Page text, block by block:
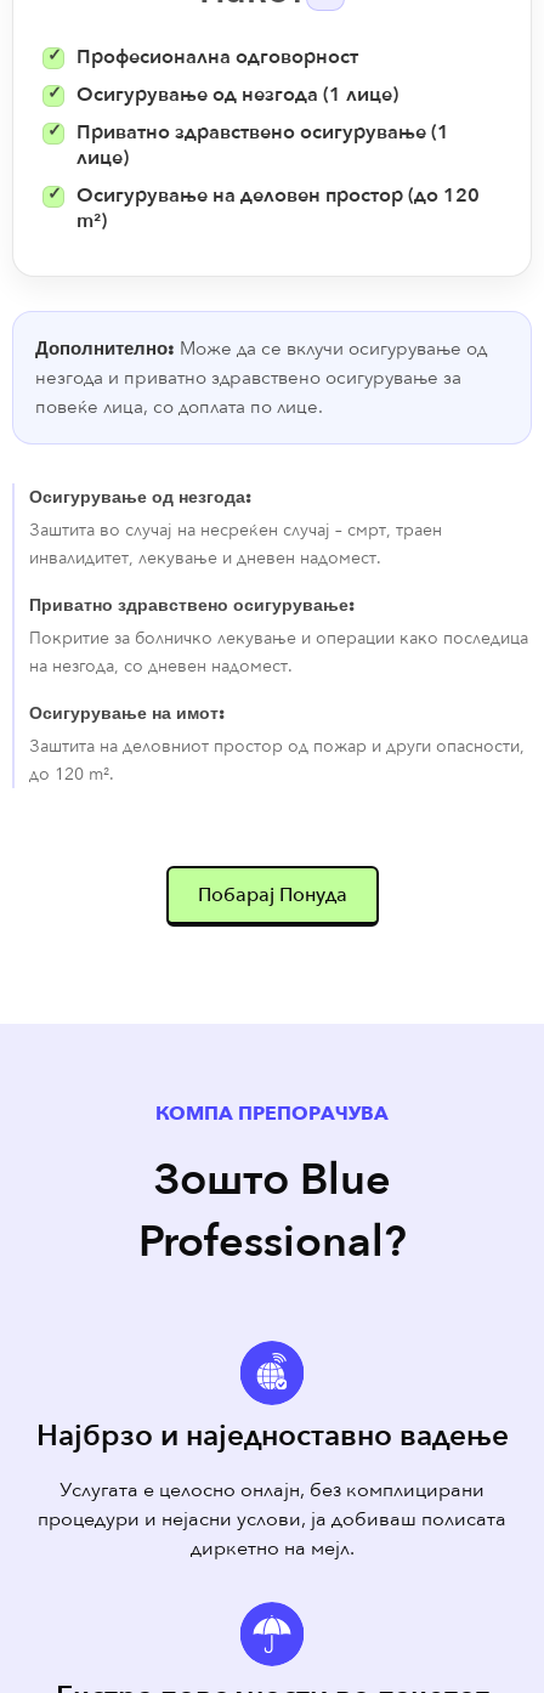
Професионална одговорност
Осигурување од незгода (1 лице)
Приватно здравствено осигурување (1
лице)
Осигурување на деловен простор (до 120
m²)
Дополнително: Може да се вклучи осигурување од
незгода и приватно здравствено осигурување за
повеќе лица, со доплата по лице.
Осигурување од незгода:
Заштита во случај на несреќен случај – смрт, траен
инвалидитет, лекување и дневен надомест.
Приватно здравствено осигурување:
Покритие за болничко лекување и операции како последица
на незгода, со дневен надомест.
Осигурување на имот:
Заштита на деловниот простор од пожар и други опасности,
до 120 m².
Побарај Понуда
КОМПА ПРЕПОРАЧУВА
Зошто Blue
Professional?
Најбрзо и наједноставно вадење
Услугата е целосно онлајн, без комплицирани
процедури и нејасни услови, ја добиваш полисата
диркетно на мејл.